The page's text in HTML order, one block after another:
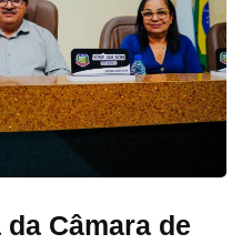
Câmara de